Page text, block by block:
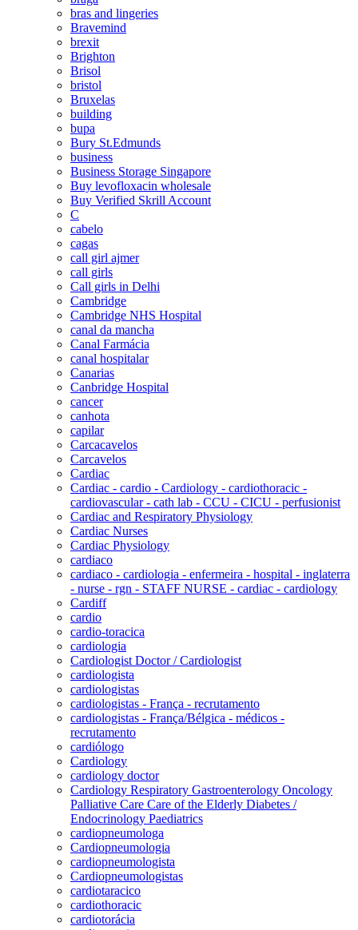
bras and lingeries
Bravemind
brexit
Brighton
Brisol
bristol
Bruxelas
building
bupa
Bury St.Edmunds
business
Business Storage Singapore
Buy levofloxacin wholesale
Buy Verified Skrill Account
C
cabelo
cagas
call girl ajmer
call girls
Call girls in Delhi
Cambridge
Cambridge NHS Hospital
canal da mancha
Canal Farmácia
canal hospitalar
Canarias
Canbridge Hospital
cancer
canhota
capilar
Carcacavelos
Carcavelos
Cardiac
Cardiac - cardio - Cardiology - cardiothoracic -
cardiovascular - cath lab - CCU - CICU - perfusionist
Cardiac and Respiratory Physiology
Cardiac Nurses
Cardiac Physiology
cardiaco
cardiaco - cardiologia - enfermeira - hospital - inglaterra
- nurse - rgn - STAFF NURSE - cardiac - cardiology
Cardiff
cardio
cardio-toracica
cardiologia
Cardiologist Doctor / Cardiologist
cardiologista
cardiologistas
cardiologistas - França - recrutamento
cardiologistas - França/Bélgica - médicos -
recrutamento
cardiólogo
Cardiology
cardiology doctor
Cardiology Respiratory Gastroenterology Oncology
Palliative Care Care of the Elderly Diabetes /
Endocrinology Paediatrics
cardiopneumologa
Cardiopneumologia
cardiopneumologista
Cardiopneumologistas
cardiotaracico
cardiothoracic
cardiotorácia